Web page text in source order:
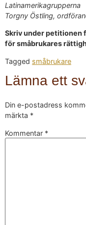
Latinamerikagrupperna
Torgny Östling,
Skriv under petitionen
för småbrukares
Tagged småbrukare
Lämna ett
Din e-postadress
märkta *
Kommentar *